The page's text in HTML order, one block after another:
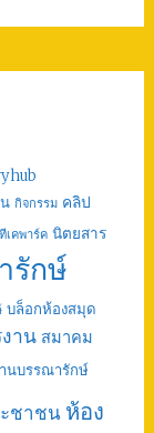
กิจกรรม คลิป
ทีเคพาร์ค นิตยสาร
รักษ์
บล็อกห้องสมุด
าน สมาคม
นบรรณารักษ์
ชาชน ห้อง